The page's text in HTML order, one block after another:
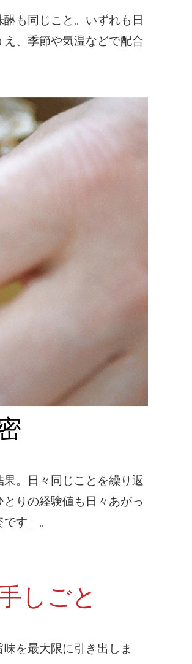
も同じこと。いずれも日
、季節や気温などで配合
。日々同じことを繰り返
りの経験値も日々あがっ
す」。
しごと
を最大限に引き出しま